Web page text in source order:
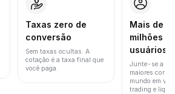
Taxas zero de
conversão
Sem taxas ocultas. A
cotação é a taxa final que
você paga.
Mais de
milhões
usuários
Junte-se a
maiores
mundo em
trading e